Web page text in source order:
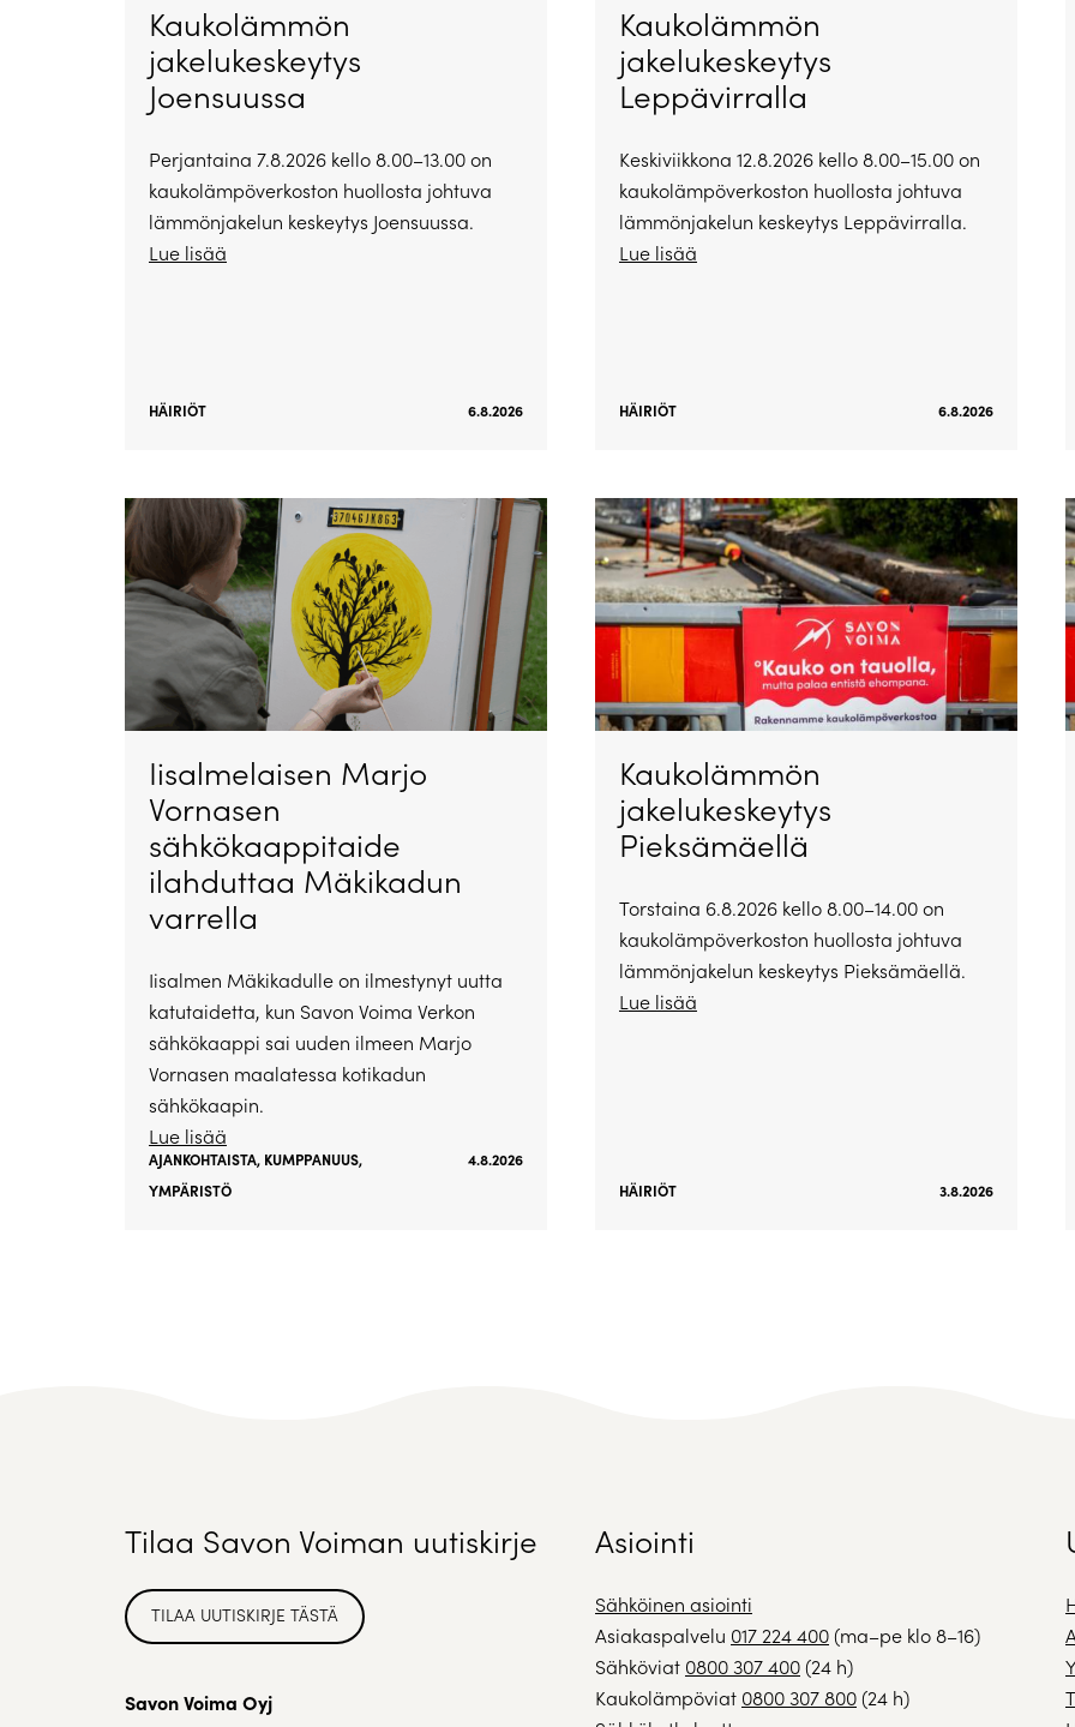
Kaukolämmön
jakelukeskeytys
Joensuussa
Perjantaina 7.8.2026 kello 8.00–13.00 on
kaukolämpöverkoston huollosta johtuva
lämmönjakelun keskeytys Joensuussa.
Lue lisää
HÄIRIÖT 6.8.2026
Kaukolämmön
jakelukeskeytys
Leppävirralla
Keskiviikkona 12.8.2026 kello 8.00–15.00 on
kaukolämpöverkoston huollosta johtuva
lämmönjakelun keskeytys Leppävirralla.
Lue lisää
HÄIRIÖT 6.8.2026
Iisalmelaisen Marjo
Vornasen
sähkökaappitaide
ilahduttaa Mäkikadun
varrella
Iisalmen Mäkikadulle on ilmestynyt uutta
katutaidetta, kun Savon Voima Verkon
sähkökaappi sai uuden ilmeen Marjo
Vornasen maalatessa kotikadun
sähkökaapin.
Lue lisää
AJANKOHTAISTA, KUMPPANUUS,
YMPÄRISTÖ
4.8.2026
Kaukolämmön
jakelukeskeytys
Pieksämäellä
Torstaina 6.8.2026 kello 8.00–14.00 on
kaukolämpöverkoston huollosta johtuva
lämmönjakelun keskeytys Pieksämäellä.
Lue lisää
HÄIRIÖT 3.8.2026
Tilaa Savon Voiman uutiskirje
TILAA UUTISKIRJE TÄSTÄ
Savon Voima Oyj
Asiointi
Sähköinen asiointi
Asiakaspalvelu 017 224 400(ma–pe klo 8–16)
Sähköviat 0800 307 400(24 h)
Kaukolämpöviat 0800 307 800(24 h)